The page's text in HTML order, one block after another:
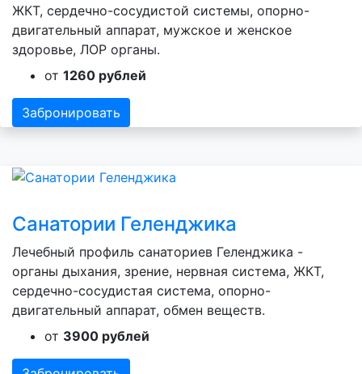
ЖКТ, сердечно-сосудистой системы, опорно-
двигательный аппарат, мужское и женское
здоровье, ЛОР органы.
от 1260 рублей
Забронировать
Санатории Геленджика
Лечебный профиль санаториев Геленджика -
органы дыхания, зрение, нервная система, ЖКТ,
сердечно-сосудистая система, опорно-
двигательный аппарат, обмен веществ.
от 3900 рублей